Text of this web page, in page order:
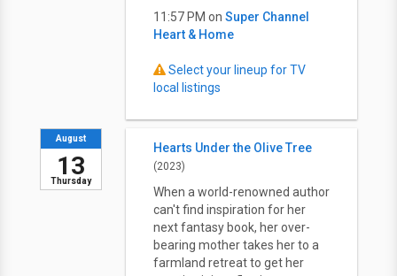
11:57 PM on Super Channel
Heart & Home
Select your lineup for TV
local listings
Thursday
August
13
Hearts Under the Olive Tree
(2023)
When a world-renowned author
can't find inspiration for her
next fantasy book, her over-
bearing mother takes her to a
farmland retreat to get her